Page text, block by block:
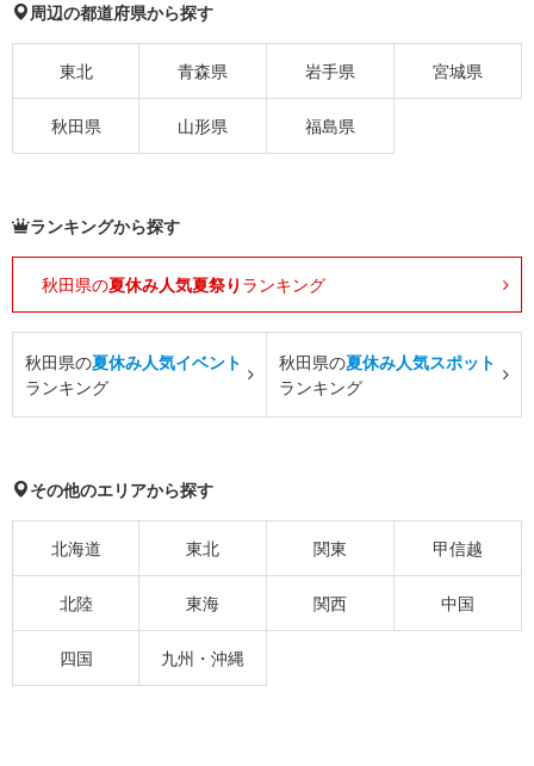
周辺の都道府県から探す
東北 青森県 岩手県 宮城県
秋田県 山形県 福島県
ランキングから探す
秋田県の夏休み人気夏祭り ランキング
秋田県の夏休み人気イベント
ランキング
秋田県の夏休み人気スポット
ランキング
その他のエリアから探す
北海道 東北 関東 甲信越
北陸 東海 関西 中国
四国 九州・沖縄